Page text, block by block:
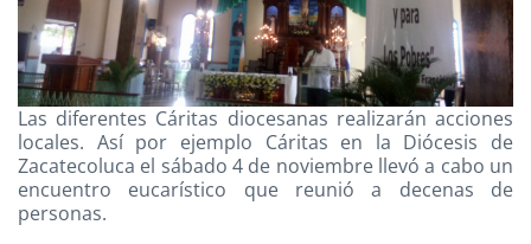
Las diferentes Cáritas diocesanas realizarán acciones
locales. Así por ejemplo Cáritas en la Diócesis de
Zacatecoluca el sábado 4 de noviembre llevó a cabo un
encuentro eucarístico que reunió a decenas de
personas.